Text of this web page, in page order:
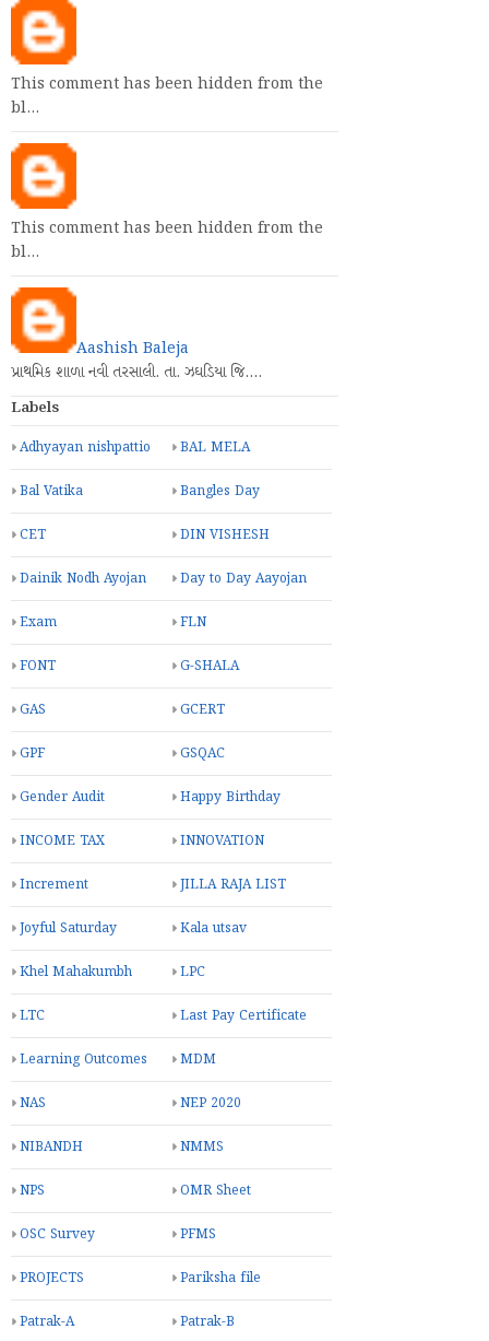
This comment has been hidden from the
bl…
This comment has been hidden from the
bl…
Aashish Baleja
પ્રાથમિક શાળા નવી તરસાલી. તા. ઝઘડિયા જિ.…
Labels
Adhyayan nishpattio BAL MELA
Bal Vatika Bangles Day
CET DIN VISHESH
Dainik Nodh Ayojan Day to Day Aayojan
Exam FLN
FONT G-SHALA
GAS GCERT
GPF GSQAC
Gender Audit Happy Birthday
INCOME TAX INNOVATION
Increment JILLA RAJA LIST
Joyful Saturday Kala utsav
Khel Mahakumbh LPC
LTC Last Pay Certificate
Learning Outcomes MDM
NAS NEP 2020
NIBANDH NMMS
NPS OMR Sheet
OSC Survey PFMS
PROJECTS Pariksha file
Patrak-A Patrak-B